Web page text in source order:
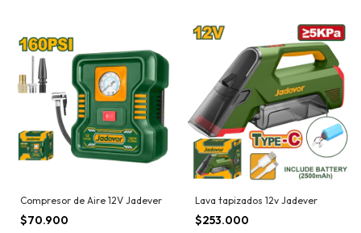
Compresor de Aire 12V Jadever
$70.900
Lava tapizados 12v Jadever
$253.000